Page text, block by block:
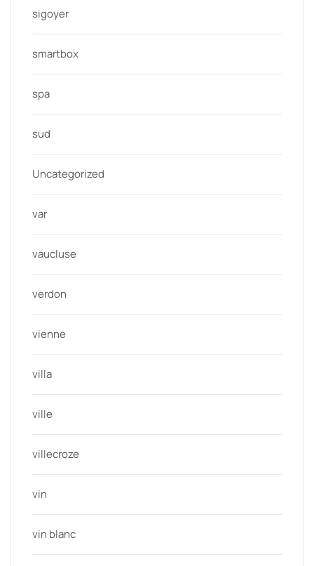
sigoyer
smartbox
spa
sud
Uncategorized
var
vaucluse
verdon
vienne
villa
ville
villecroze
vin
vin blanc